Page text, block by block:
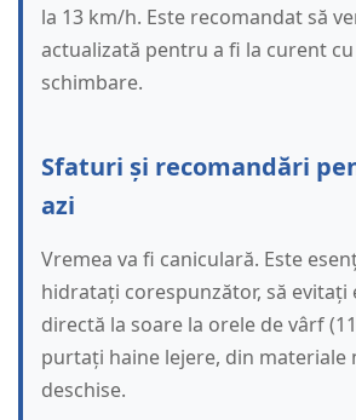
la 13 km/h. Este recomandat să
actualizată pentru a fi la curent
schimbare.
Sfaturi și recomandări
azi
Vremea va fi caniculară. Este
hidratați corespunzător, să evitați
directă la soare la orele de vârf
purtați haine lejere, din materiale
deschise.